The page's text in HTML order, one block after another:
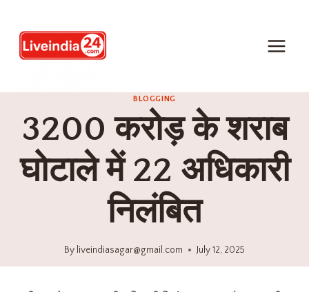
BLOGGING
3200 करोड़ के शराब
घोटाले में 22 अधिकारी
निलंबित
By liveindiasagar@gmail.com July 12, 2025